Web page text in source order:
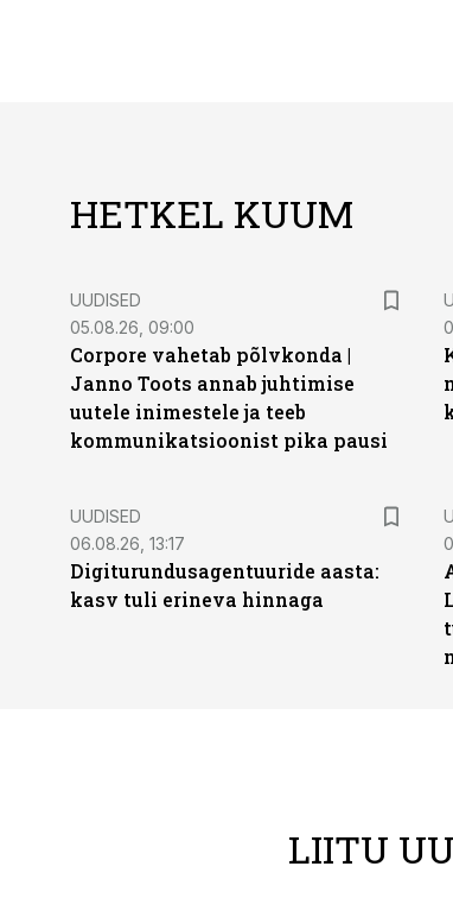
HETKEL KUUM
UUDISED
05.08.26, 09:00
Corpore vahetab põlvkonda |
Janno Toots annab juhtimise
uutele inimestele ja teeb
kommunikatsioonist pika pausi
UUDISED
06.08.26, 13:17
Digiturundusagentuuride aasta:
kasv tuli erineva hinnaga
LIITU